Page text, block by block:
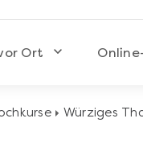
Ort
Würziges